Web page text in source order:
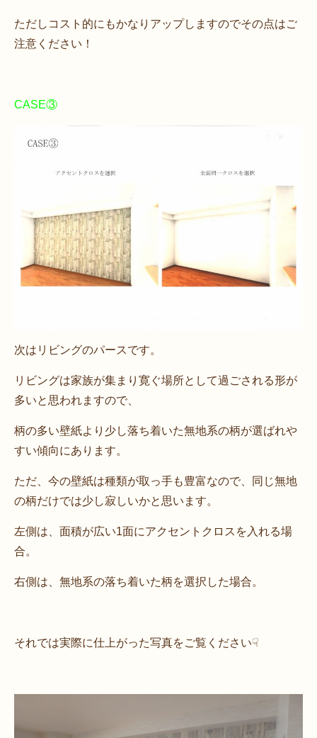
ただしコスト的にもかなりアップしますのでその点はご
注意ください！
CASE③
次はリビングのパースです。
リビングは家族が集まり寛ぐ場所として過ごされる形が
多いと思われますので、
柄の多い壁紙より少し落ち着いた無地系の柄が選ばれや
すい傾向にあります。
ただ、今の壁紙は種類が取っ手も豊富なので、同じ無地
の柄だけでは少し寂しいかと思います。
左側は、面積が広い1面にアクセントクロスを入れる場
合。
右側は、無地系の落ち着いた柄を選択した場合。
それでは実際に仕上がった写真をご覧ください☟